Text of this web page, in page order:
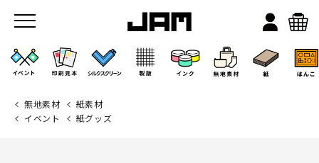
無地素材
紙素材
イベント
紙グッズ